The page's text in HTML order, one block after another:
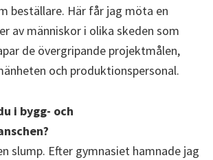
beställare. Här får jag möta en
av människor i olika skeden som
de övergripande projektmålen,
och produktionspersonal.
i bygg- och
slump. Efter gymnasiet hamnade jag